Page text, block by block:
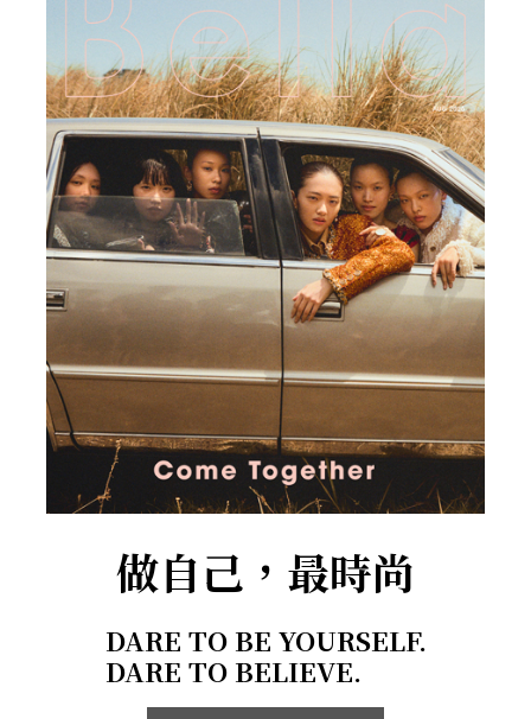
做自己，最時尚
DARE TO BE YOURSELF.
DARE TO BELIEVE.